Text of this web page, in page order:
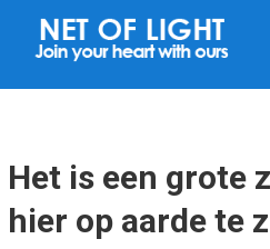
N
A
N
L
Het is een grote
hier op aarde te